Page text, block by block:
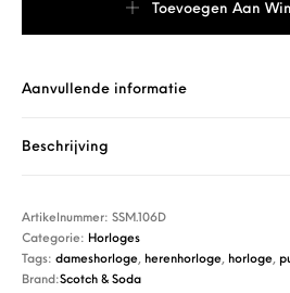
Toevoegen Aan
Aanvullende informatie
Beschrijving
Artikelnummer:SSM.106D
Categorie: Horloges
Tags:dameshorloge, herenhorloge, horloge,
Brand:Scotch & Soda